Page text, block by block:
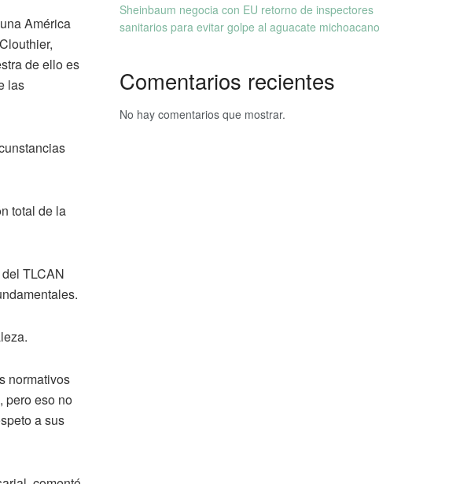
América
de ello es
las
total de la
TLCAN
normativos
pero eso no
a sus
Sheinbaum negocia con EU retorno de inspectores
sanitarios para evitar golpe al aguacate michoacano
Comentarios recientes
No hay comentarios que mostrar.